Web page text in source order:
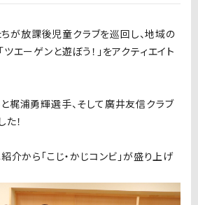
が放課後児童クラブを巡回し、地域の
エーゲンと遊ぼう！」をアクティエイト
梶浦勇輝選手、そして廣井友信クラブ
！
介から「こじ・かじコンビ」が盛り上げ